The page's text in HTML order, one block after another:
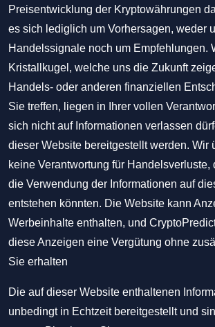
Preisentwicklung der Kryptowährungen
es sich lediglich um Vorhersagen, weder
Handelssignale noch um Empfehlungen.
Kristallkugel, welche uns die Zukunft
Handels- oder anderen finanziellen
Sie treffen, liegen in Ihrer vollen
sich nicht auf Informationen verlassen
dieser Website bereitgestellt werden. Wir
keine Verantwortung für Handelsverluste,
die Verwendung der Informationen auf
entstehen könnten. Die Website kann
Werbeinhalte enthalten, und
diese Anzeigen eine Vergütung ohne
Sie erhalten
Die auf dieser Website enthaltenen
unbedingt in Echtzeit bereitgestellt und